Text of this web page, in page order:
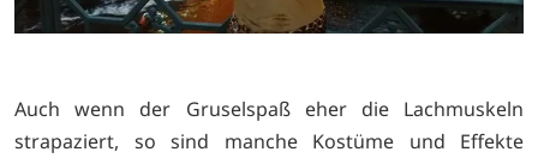
Auch wenn der Gruselspaß eher die Lachmuskeln
strapaziert, so sind manche Kostüme und Effekte